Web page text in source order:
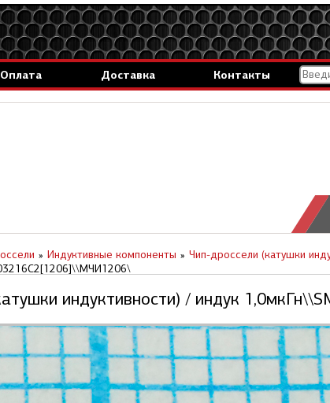
Оплата Доставка Контакты
индуктивности) / индук
Индуктивные компоненты
Чип-дроссели (катушки